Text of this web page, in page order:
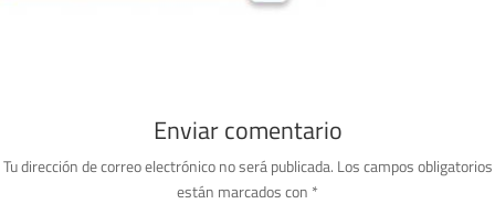
Enviar comentario
Tu dirección de correo electrónico no será publicada. Los campos obligatorios
están marcados con *